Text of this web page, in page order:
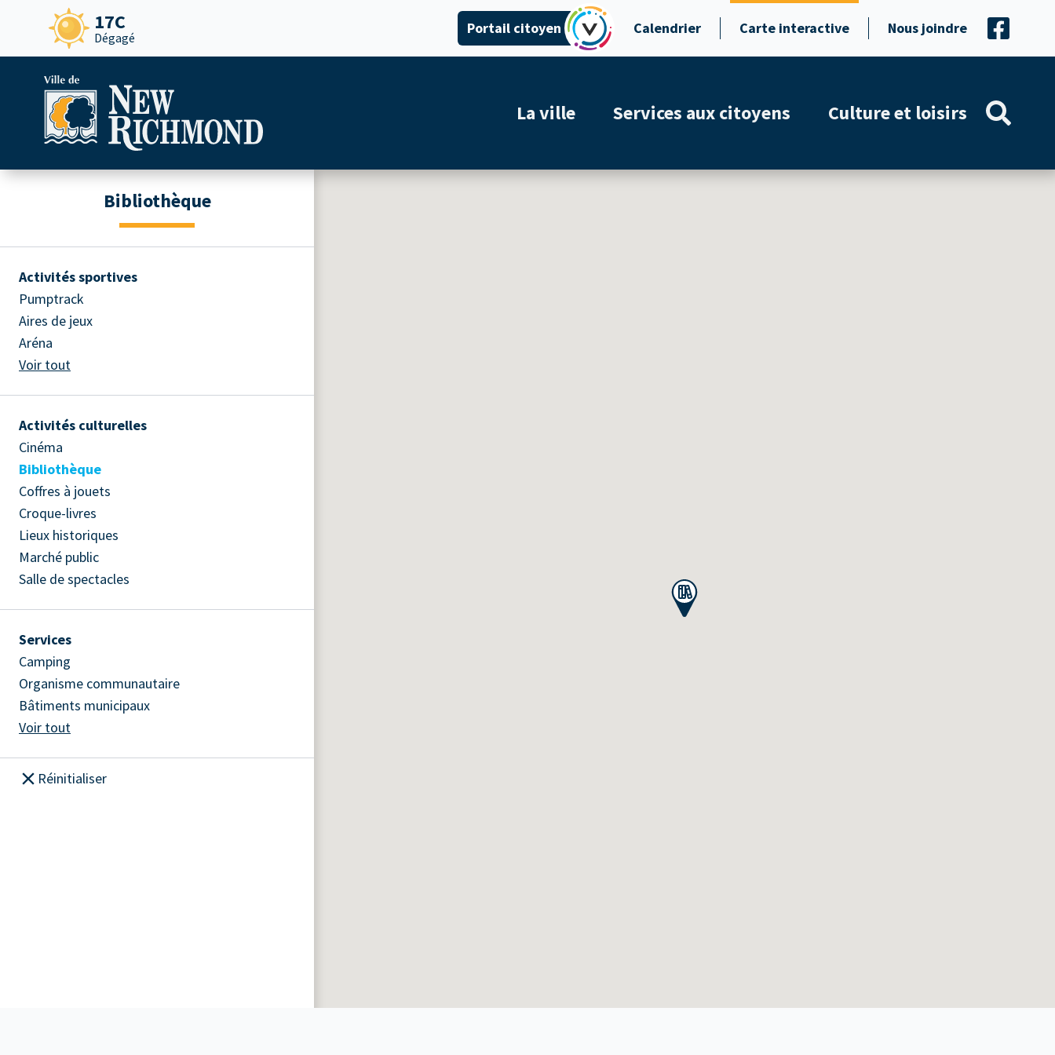
17C
Dégagé
Portail citoyen Calendrier Carte interactive Nous joindre
La ville Services aux citoyens Culture et loisirs
Bibliothèque
Activités sportives
Pumptrack
Aires de jeux
Aréna
Voir tout
Activités culturelles
Cinéma
Bibliothèque
Coffres à jouets
Croque-livres
Lieux historiques
Marché public
Salle de spectacles
Services
Camping
Organisme communautaire
Bâtiments municipaux
Voir tout
Réinitialiser